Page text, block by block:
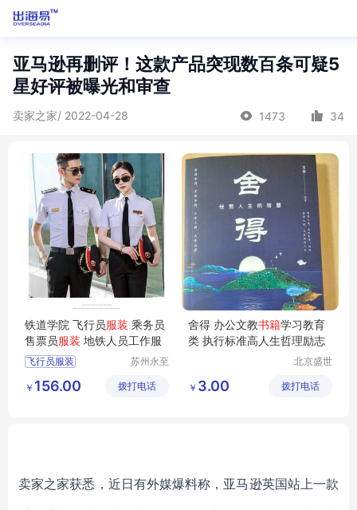
亚马逊再删评！这款产品突现数百条可疑5
星好评被曝光和审查
卖家之家/ 2022-04-28 1473 34
铁道学院 飞行员服装 乘务员
售票员服装 地铁人员工作服
飞行员服装
地铁人员工作服
苏州永至
限公司
￥ 156.00 拨打电话
舍得 办公文教书籍学习教育
类 执行标准高人生哲理励志
北京盛世
传播中心
￥ 3.00 拨打电话
卖家之家获悉，近日有外媒爆料称，亚马逊英国站上一款